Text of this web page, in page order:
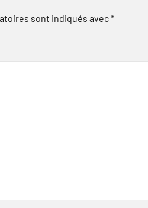
sont indiqués avec*